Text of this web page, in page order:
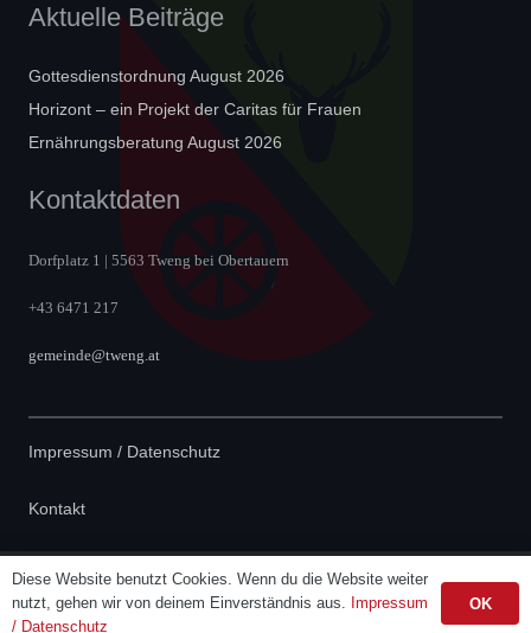
Aktuelle Beiträge
Gottesdienstordnung August 2026
Horizont – ein Projekt der Caritas für Frauen
Ernährungsberatung August 2026
Kontaktdaten
Dorfplatz 1 | 5563 Tweng bei Obertauern
+43 6471 217
gemeinde@tweng.at
Impressum / Datenschutz
Kontakt
Powered byTF-Systems.at
Diese Website benutzt Cookies. Wenn du die Website weiter
nutzt, gehen wir von deinem Einverständnis aus. Impressum
/ Datenschutz
OK